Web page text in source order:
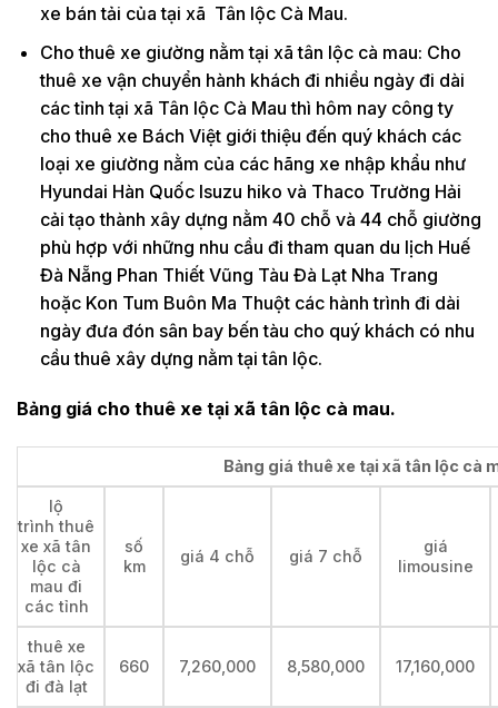
xe bán tải của tại xã Tân lộc Cà Mau.
Cho thuê xe giường nằm tại xã tân lộc cà mau: Cho
thuê xe vận chuyển hành khách đi nhiều ngày đi dài
các tỉnh tại xã Tân lộc Cà Mau thì hôm nay công ty
cho thuê xe Bách Việt giới thiệu đến quý khách các
loại xe giường nằm của các hãng xe nhập khẩu như
Hyundai Hàn Quốc Isuzu hiko và Thaco Trường Hải
cải tạo thành xây dựng nằm 40 chỗ và 44 chỗ giường
phù hợp với những nhu cầu đi tham quan du lịch Huế
Đà Nẵng Phan Thiết Vũng Tàu Đà Lạt Nha Trang
hoặc Kon Tum Buôn Ma Thuột các hành trình đi dài
ngày đưa đón sân bay bến tàu cho quý khách có nhu
cầu thuê xây dựng nằm tại tân lộc.
Bảng giá cho thuê xe tại xã tân lộc cà mau.
Bảng giá thuê xe tại xã tân lộc cà
lộ
trình thuê
xe xã tân
lộc cà
mau đi
các tỉnh
số
km
giá 4 chỗ giá 7 chỗ
giá
limousine
thuê xe
xã tân lộc
đi đà lạt
660 7,260,000 8,580,000 17,160,000